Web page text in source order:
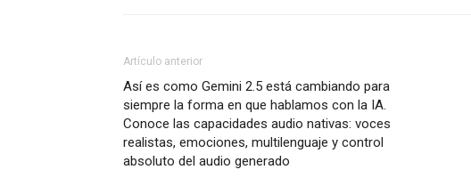
Artículo anterior
Así es como Gemini 2.5 está cambiando para
siempre la forma en que hablamos con la IA.
Conoce las capacidades audio nativas: voces
realistas, emociones, multilenguaje y control
absoluto del audio generado